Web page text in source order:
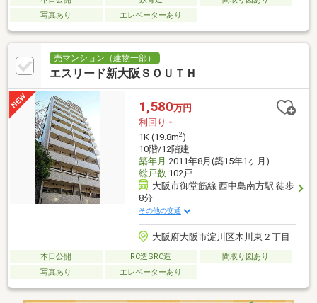
写真あり
エレベーターあり
売マンション（建物一部）
エスリード新大阪ＳＯＵＴＨ
1,580万円
利回り -
1K (19.8m2)
10階/12階建
築年月 2011年8月(築15年1ヶ月)
総戸数102戸
大阪市御堂筋線 西中島南方駅 徒歩
8分
その他の交通
大阪府大阪市淀川区木川東２丁目
本日公開 RC造SRC造
間取り図あり
写真あり
エレベーターあり